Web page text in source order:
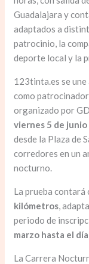
Guadalajara y
adaptados a
patrocinio, la
deporte local y la
123tinta.es se une
como
organizado por
viernes 5 de junio
desde la Plaza de
corredores en un
nocturno.
La prueba contará
kilómetros,
periodo de
marzo hasta el
La Carrera